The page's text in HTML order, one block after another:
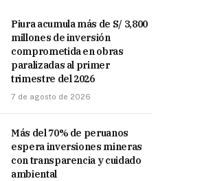
Piura acumula más de S/ 3,800
millones de inversión
comprometida en obras
paralizadas al primer
trimestre del 2026
7 de agosto de 2026
Más del 70% de peruanos
espera inversiones mineras
con transparencia y cuidado
ambiental